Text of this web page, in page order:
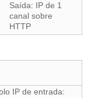
Saída: IP de 1
canal sobre
HTTP
IP de entrada: